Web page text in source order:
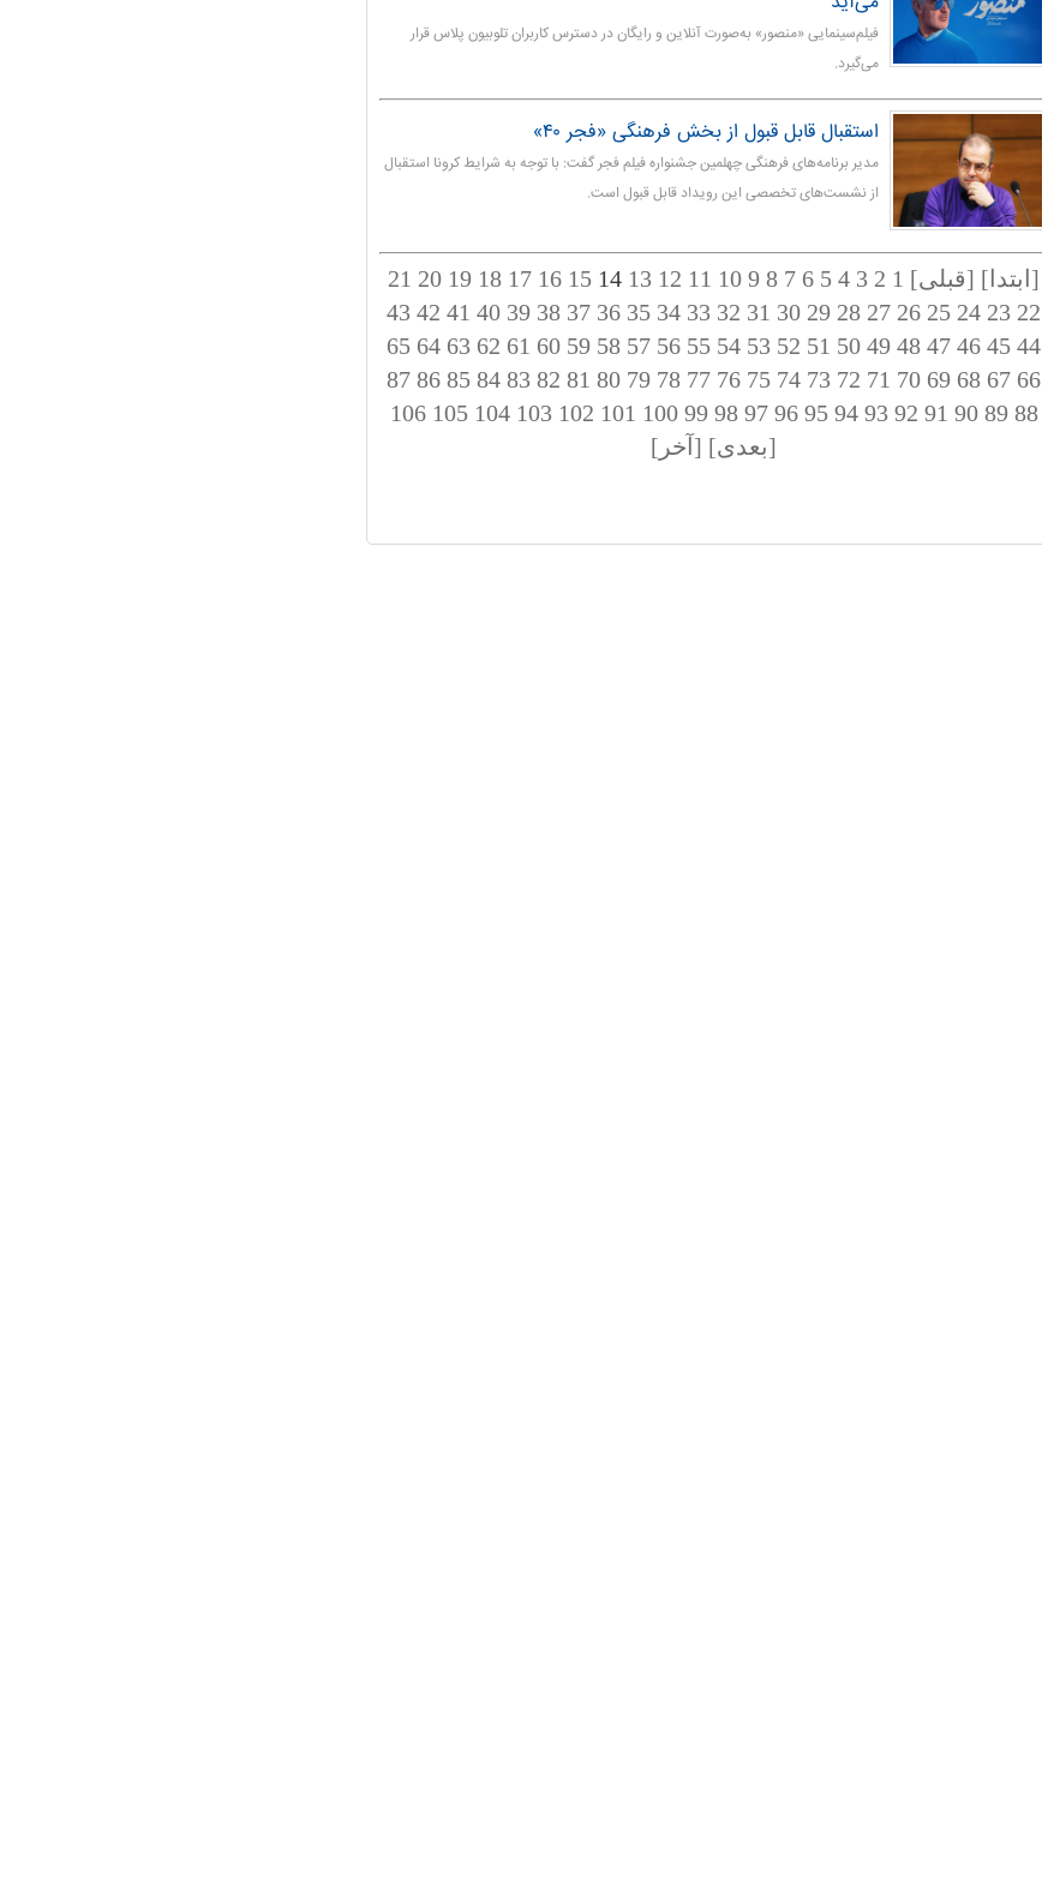
فیلم‌سینمایی «منصور» به‌صورت آنلاین و رایگان در دسترس کاربران تلوبیون پلاس قرار
می‌گیرد.
استقبال قابل‌ قبول از بخش فرهنگی «فجر ۴۰»
مدیر برنامه‌های فرهنگی چهلمین جشنواره فیلم فجر گفت: با توجه به شرایط کرونا استقبال
از نشست‌های تخصصی این رویداد قابل‌ قبول است.
[ابتدا] [قبلی] 1
2
3
4
5
6
7
8
9
10
11
12
13
15
16
17
18
19
20
21
22
23
24
25
26
27
28
29
30
31
32
33
34
35
36
37
38
39
40
41
42
43
44
45
46
47
48
49
50
51
52
53
54
55
56
57
58
59
60
61
62
63
64
65
66
67
68
69
70
71
72
73
74
75
76
77
78
79
80
81
82
83
84
85
86
87
88
89
90
91
92
93
94
95
96
97
98
99
100
101
102
103
104
105
106
[بعدی] [آخر]